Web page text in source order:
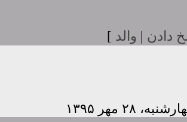
دادن | والد ]